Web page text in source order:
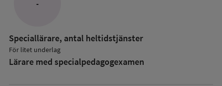
-
Speciallärare, antal heltidstjänster
För litet underlag
Lärare med specialpedagog­examen